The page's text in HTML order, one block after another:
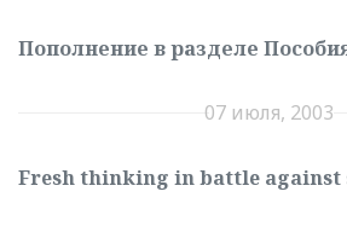
Пополнение в разделе
07 июля, 2003
Fresh thinking in battle